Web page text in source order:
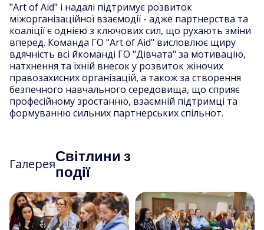
"Art of Aid" і надалі підтримує розвиток
міжорганізаційної взаємодії - адже партнерства та
коаліції є однією з ключових сил, що рухають зміни
вперед. Команда ГО "Art of Aid" висловлює щиру
вдячність всі йкоманді ГО "Дівчата" за мотивацію,
натхнення та їхній внесок у розвиток жіночих
правозахисних організацій, а також за створення
безпечного навчального середовища, що сприяє
професійному зростанню, взаємній підтримці та
формуванню сильних партнерських спільнот.
ГалереяСвітлини з
події